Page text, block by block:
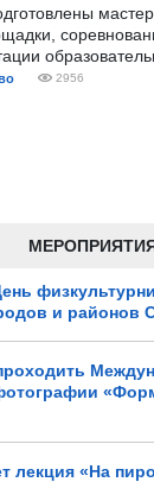
и районов
лекция «На
2956